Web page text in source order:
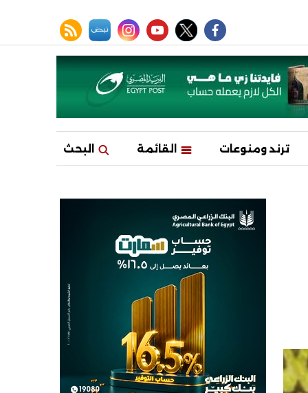
facebook
twitter
youtube
instagram
نبض rss feed
ترند ومنوعات القائمة البحث